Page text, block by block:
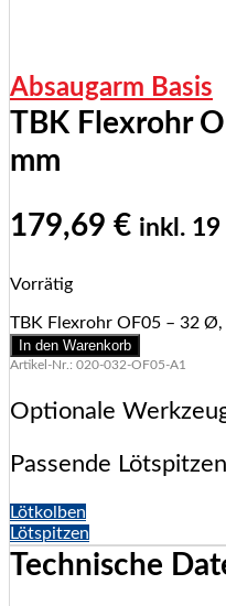
Absaugarm Basis
TBK Flexrohr
mm
179,69 € inkl.
Vorrätig
TBK Flexrohr OF05 – 32
In den Warenkorb
Artikel-Nr.: 020-032-OF05-A1
Optionale
Passende
Lötkolben
Lötspitzen
Technische